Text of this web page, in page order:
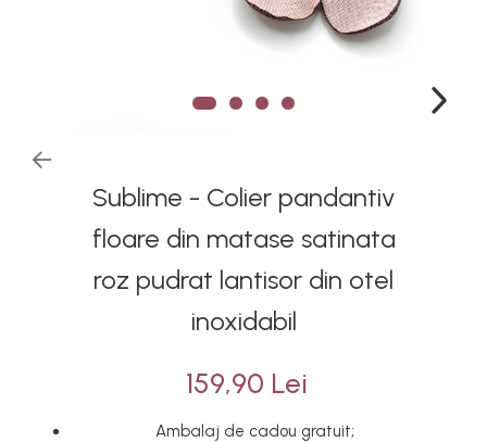
Sublime - Colier pandantiv
floare din matase satinata
roz pudrat lantisor din otel
inoxidabil
159,90 Lei
Ambalaj de cadou gratuit;